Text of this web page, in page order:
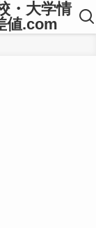
・大学情
値.com